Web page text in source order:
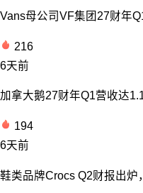
Vans母公司VF集团27财年
216
6天前
加拿大鹅27财年Q1营收达
194
6天前
鞋类品牌Crocs Q2财报出炉